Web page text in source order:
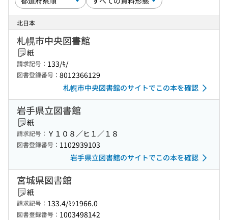
北日本
札幌市中央図書館
紙
請求記号： 133/ｷ/
図書登録番号： 8012366129
札幌市中央図書館のサイトでこの本を確認
岩手県立図書館
紙
請求記号： Ｙ１０８／ヒ１／１８
図書登録番号： 1102939103
岩手県立図書館のサイトでこの本を確認
宮城県図書館
紙
請求記号： 133.4/ﾐｼ1966.0
図書登録番号： 1003498142